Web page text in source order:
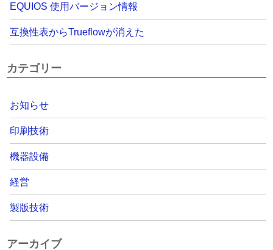
EQUIOS 使用バージョン情報
互換性表からTrueflowが消えた
カテゴリー
お知らせ
印刷技術
機器設備
経営
製版技術
アーカイブ